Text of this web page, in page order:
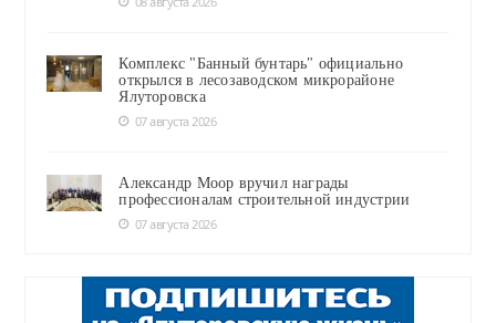
Комплекс "Банный бунтарь" официально
открылся в лесозаводском микрорайоне
Ялуторовска
07 августа 2026
Александр Моор вручил награды
профессионалам строительной индустрии
07 августа 2026